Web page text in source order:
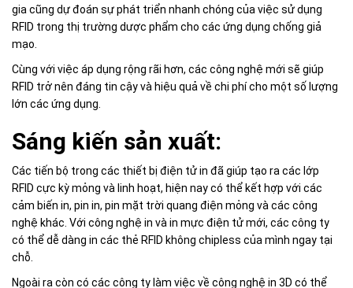
gia cũng dự đoán sự phát triển nhanh chóng của việc sử dụng
RFID trong thị trường dược phẩm cho các ứng dụng chống giả
mạo.
Cùng với việc áp dụng rộng rãi hơn, các công nghệ mới sẽ giúp
RFID trở nên đáng tin cậy và hiệu quả về chi phí cho một số lượng
lớn các ứng dụng.
Sáng kiến ​​sản xuất:
Các tiến bộ trong các thiết bị điện tử in đã giúp tạo ra các lớp
RFID cực kỳ mỏng và linh hoạt, hiện nay có thể kết hợp với các
cảm biến in, pin in, pin mặt trời quang điện mỏng và các công
nghệ khác. Với công nghệ in và in mực điện tử mới, các công ty
có thể dễ dàng in các thẻ RFID không chipless của mình ngay tại
chỗ.
Ngoài ra còn có các công ty làm việc về công nghệ in 3D có thể